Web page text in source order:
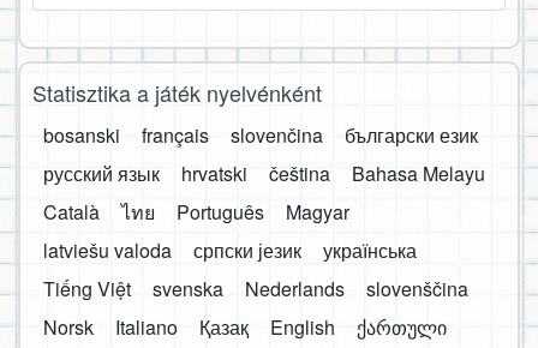
Statisztika a játék nyelvénként
bosanski français slovenčina
български език
русский язык
hrvatski čeština
Bahasa Melayu
Català
ไทย Português
Magyar
latviešu valoda
српски језик
українська
Tiếng Việt
svenska Nederlands
slovenščina
Norsk
Italiano Қазақ English
ქართული